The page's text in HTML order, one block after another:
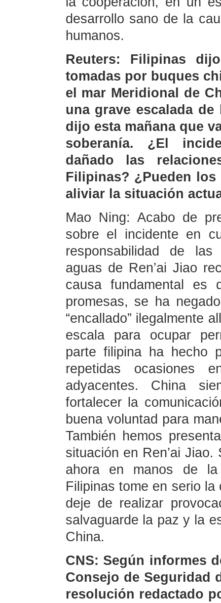
desarrollo sano de la
humanos.
Reuters: Filipinas
tomadas por buques
el mar Meridional de
una grave escalada
dijo esta mañana que
soberanía. ¿El
dañado las
Filipinas? ¿Pueden
aliviar la situación
Mao Ning: Acabo de
sobre el incidente en
responsabilidad de
aguas de Ren’ai Jiao
causa fundamental es
promesas, se ha
“encallado” ilegalmente
escala para ocupar
parte filipina ha hecho
repetidas ocasiones
adyacentes. China
fortalecer la
buena voluntad para
También hemos
situación en Ren’ai
ahora en manos de la
Filipinas tome en serio
deje de realizar
salvaguarde la paz y la
China.
CNS: Según informes
Consejo de Seguridad
resolución redactado